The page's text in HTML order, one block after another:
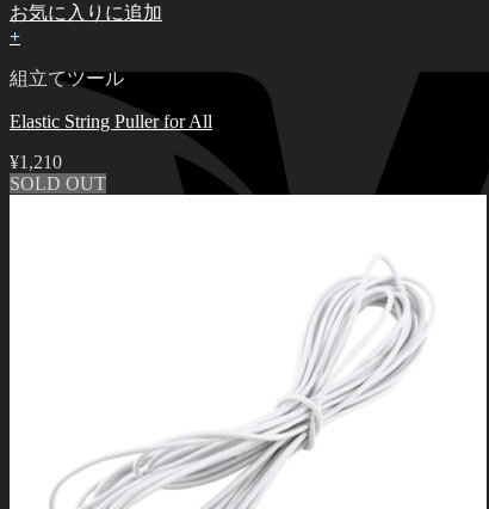
お気に入りに追加
+
組立てツール
Elastic String Puller for All
¥1,210
SOLD OUT